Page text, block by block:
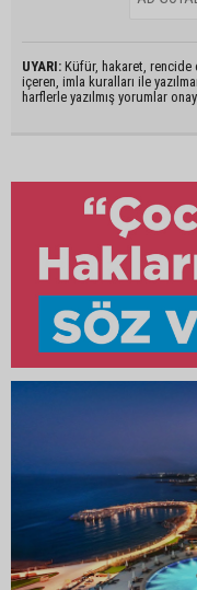
UYARI: Küfür, hakaret, rencide
içeren, imla kuralları ile
harflerle yazılmış yorumlar